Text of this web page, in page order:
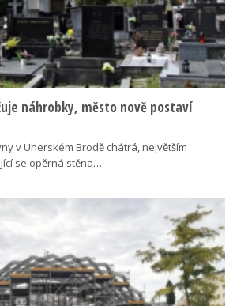
náhrobky, město nově postaví
v Uherském Brodě chátrá, největším
se opěrná stěna…